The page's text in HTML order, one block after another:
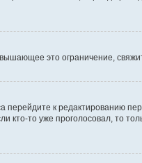
это ограничение,
к редактированию
кто-то уже проголосовал, то